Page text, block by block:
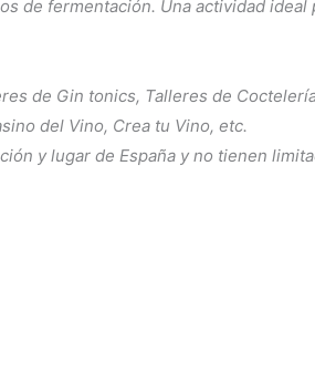
de fermentación. Una actividad ideal
de Gin tonics, Talleres de
del Vino, Crea tu Vino, etc.
y lugar de España y no tienen